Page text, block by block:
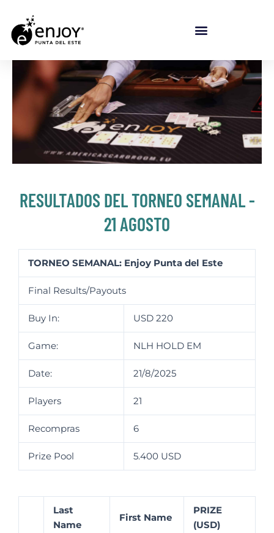
RESULTADOS DEL TORNEO SEMANAL -
21 AGOSTO
TORNEO SEMANAL: Enjoy Punta del Este
Final Results/Payouts
Buy In: USD 220
Game: NLH HOLD EM
Date: 21/8/2025
Players 21
Recompras 6
Prize Pool 5.400 USD
Last
Name
First Name
PRIZE
(USD)